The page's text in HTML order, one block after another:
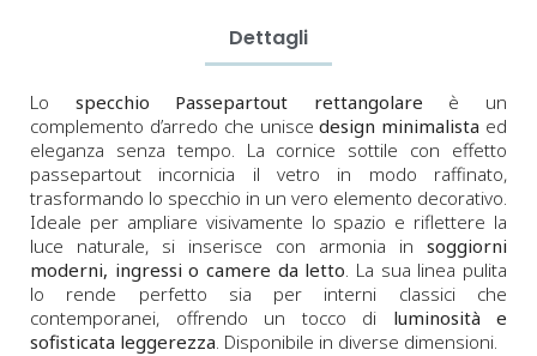
Dettagli
Lo specchio Passepartout rettangolare è un
complemento d’arredo che uniscedesign minimalista ed
eleganza senza tempo. La cornice sottile con effetto
passepartout incornicia il vetro in modo raffinato,
trasformando lo specchio in un vero elemento decorativo.
Ideale per ampliare visivamente lo spazio e riflettere la
luce naturale, si inserisce con armonia in soggiorni
moderni, ingressi o camere da letto. La sua linea pulita
lo rende perfetto sia per interni classici che
contemporanei, offrendo un tocco di luminosità e
sofisticata leggerezza. Disponibile in diverse dimensioni.